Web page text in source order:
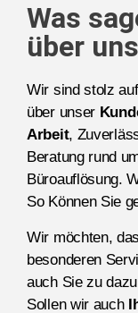
Was
über
Wir sind stolz
über unser
Arbeit,
Beratung rund
Büroauflösung.
So Können Sie
Wir möchten,
besonderen
auch Sie zu
Sollen wir auch